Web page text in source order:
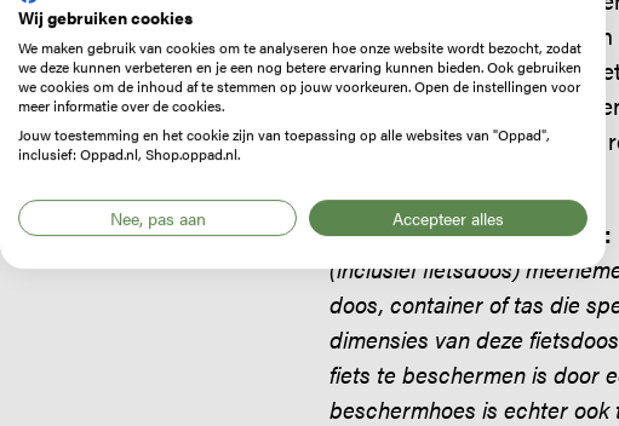
verpakken, daar kun je
hoeft niet. Vueling maakt
verhalen: wel een doos,
Ze hebben geen duidelijke
KLM meldt (update 2020):
(inclusief fietsdoos)
doos, container of tas die
dimensies van deze
fiets te beschermen is door
beschermhoes is echter
Wij gebruiken cookies
We maken gebruik van cookies om te analyseren hoe onze website wordt bezocht, zodat
we deze kunnen verbeteren en je een nog betere ervaring kunnen bieden. Ook gebruiken
we cookies om de inhoud af te stemmen op jouw voorkeuren. Open de instellingen voor
meer informatie over de cookies.
Jouw toestemming en het cookie zijn van toepassing op alle websites van "Oppad",
inclusief: Oppad.nl, Shop.oppad.nl.
Nee, pas aan Accepteer alles